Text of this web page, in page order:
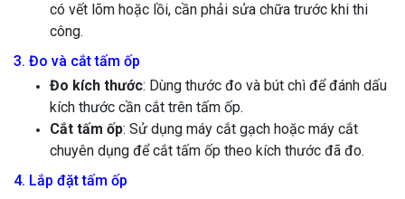
có vết lõm hoặc lồi, cần phải sửa chữa trước khi thi
công.
3. Đo và cắt tấm ốp
Đo kích thước: Dùng thước đo và bút chì để đánh dấu
kích thước cần cắt trên tấm ốp.
Cắt tấm ốp: Sử dụng máy cắt gạch hoặc máy cắt
chuyên dụng để cắt tấm ốp theo kích thước đã đo.
4. Lắp đặt tấm ốp